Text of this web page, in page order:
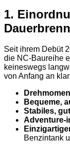
1.
Seit ihrem Debüt
die NC-Baureihe
keineswegs
von Anfang an
Bequeme,
Stabiles,
Adventure-
Benzintank